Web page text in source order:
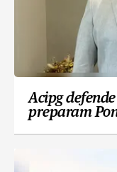
Acipg
preparam